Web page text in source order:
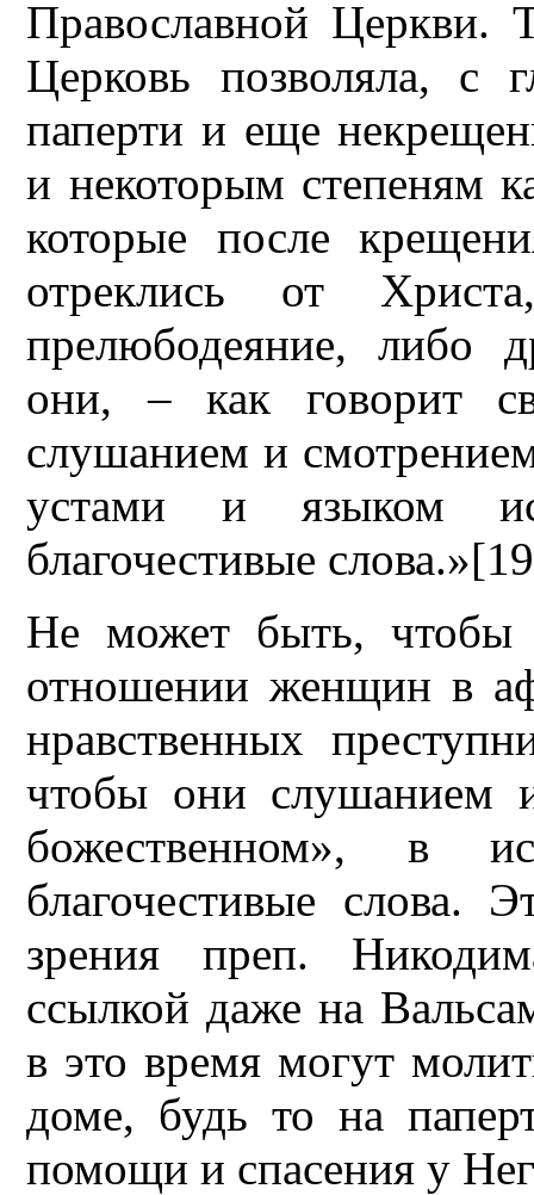
Православной Церкви.
Церковь позволяла, с
паперти и еще
и некоторым степеням
которые после
отреклись от
прелюбодеяние, либо
они, – как говорит
слушанием и
устами и языком
благочестивые
Не может быть, чтобы
отношении женщин в
нравственных
чтобы они слушанием
божественном», в
благочестивые слова.
зрения преп.
ссылкой даже на
в это время могут
доме, будь то на
помощи и спасения у